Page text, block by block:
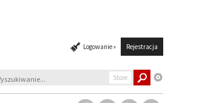
Logowanie » Rejestracja
Store